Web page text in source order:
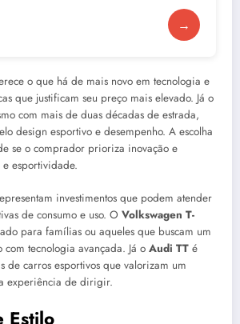
→
o que há de mais novo em tecnologia e
que justificam seu preço mais elevado. Já o
com mais de duas décadas de estrada,
design esportivo e desempenho. A escolha
se o comprador prioriza inovação e
esportividade.
investimentos que podem atender
de consumo e uso. O Volkswagen T-
para famílias ou aqueles que buscam um
tecnologia avançada. Já o Audi TT é
de carros esportivos que valorizam um
experiência de dirigir.
Estilo